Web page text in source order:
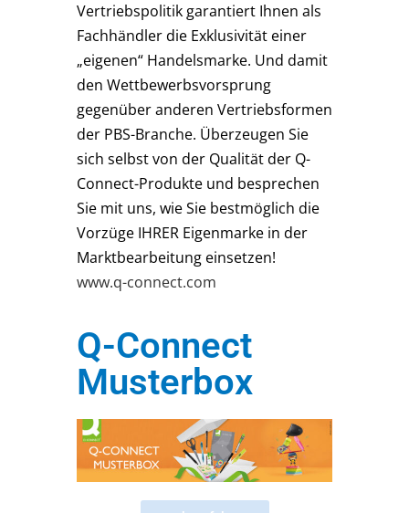
Vertriebspolitik garantiert Ihnen als
Fachhändler die Exklusivität einer
„eigenen“ Handelsmarke. Und damit
den Wettbewerbsvorsprung
gegenüber anderen Vertriebsformen
der PBS-Branche. Überzeugen Sie
sich selbst von der Qualität der Q-
Connect-Produkte und besprechen
Sie mit uns, wie Sie bestmöglich die
Vorzüge IHRER Eigenmarke in der
Marktbearbeitung einsetzen!
www.q-connect.com
Q-Connect
Musterbox